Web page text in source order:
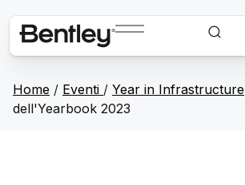
Home / Eventi / Year in Infrastructure
dell'Yearbook 2023